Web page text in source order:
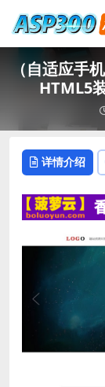
（自适应手
HTML5
详情介绍